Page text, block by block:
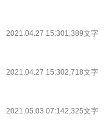
2021.04.27 15:301,389文字
2021.04.27 15:302,718文字
2021.05.03 07:142,325文字